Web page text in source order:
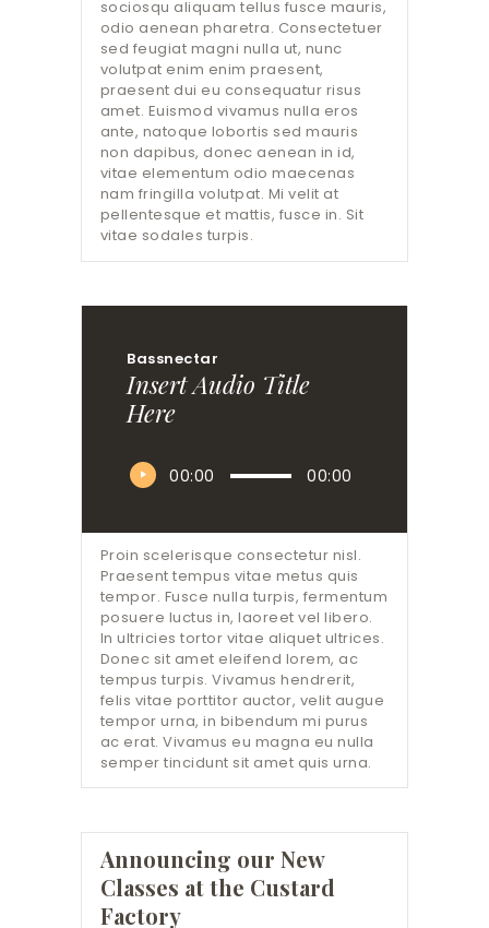
sociosqu aliquam tellus fusce mauris,
odio aenean pharetra. Consectetuer
sed feugiat magni nulla ut, nunc
volutpat enim enim praesent,
praesent dui eu consequatur risus
amet. Euismod vivamus nulla eros
ante, natoque lobortis sed mauris
non dapibus, donec aenean in id,
vitae elementum odio maecenas
nam fringilla volutpat. Mi velit at
pellentesque et mattis, fusce in. Sit
vitae sodales turpis.
Bassnectar
Insert Audio Title
Here
Audio
Player00:00 00:00
Proin scelerisque consectetur nisl.
Praesent tempus vitae metus quis
tempor. Fusce nulla turpis, fermentum
posuere luctus in, laoreet vel libero.
In ultricies tortor vitae aliquet ultrices.
Donec sit amet eleifend lorem, ac
tempus turpis. Vivamus hendrerit,
felis vitae porttitor auctor, velit augue
tempor urna, in bibendum mi purus
ac erat. Vivamus eu magna eu nulla
semper tincidunt sit amet quis urna.
Announcing our New
Classes at the Custard
Factory